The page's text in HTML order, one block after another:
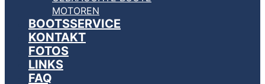
MOTOREN
BOOTSSERVICE
KONTAKT
FOTOS
LINKS
FAQ